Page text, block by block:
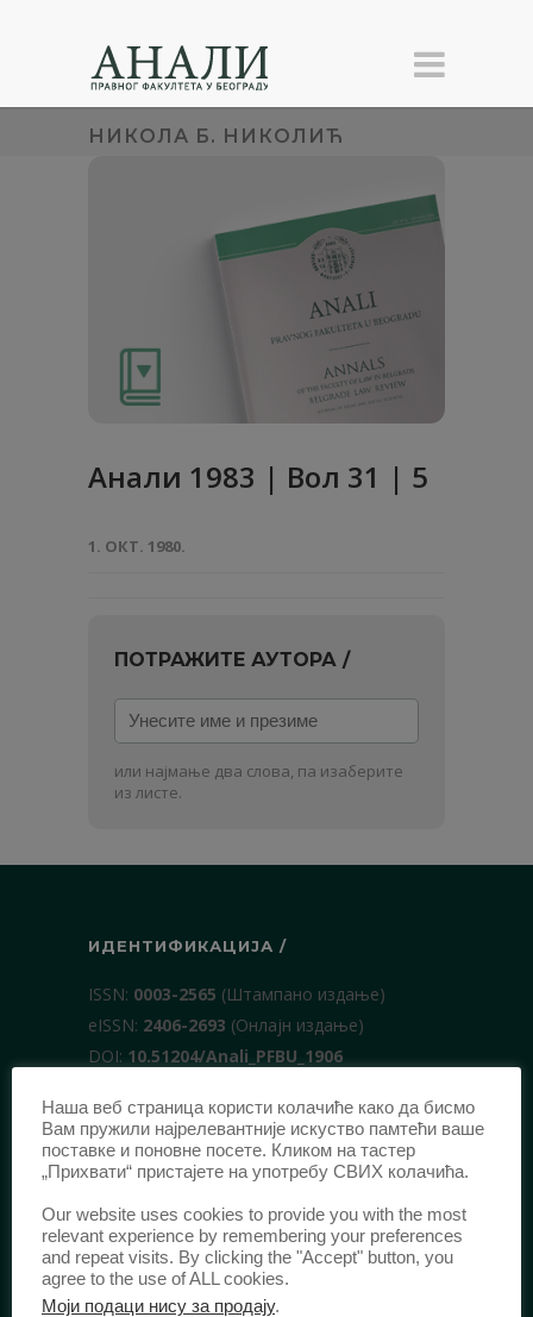
НИКОЛА Б. НИКОЛИЋ
Анaли 1983 | Вол 31 | 5
1. ОКТ. 1980.
ПОТРАЖИТЕ АУТОРА /
Унесите
име
и
презиме
или најмање два слова, па изаберите
из листе.
ИДЕНТИФИКАЦИЈА /
ISSN: 0003-2565 (Штампано издање)
еISSN: 2406-2693 (Онлајн издање)
DOI: 10.51204/Anali_PFBU_1906
ИЗДАВАЧ /
Правни факултет Универзитета у
Београду
Булевар краља Александра 67
11000 Београд
Србија
Наша веб страница користи колачиће како да бисмо
Вам пружили најрелевантније искуство памтећи ваше
поставке и поновне посете. Кликом на тастер
„Прихвати“ пристајете на употребу СВИХ колачића.
Our website uses cookies to provide you with the most
relevant experience by remembering your preferences
and repeat visits. By clicking the "Accept" button, you
agree to the use of ALL cookies.
Моји подаци нису за продају.